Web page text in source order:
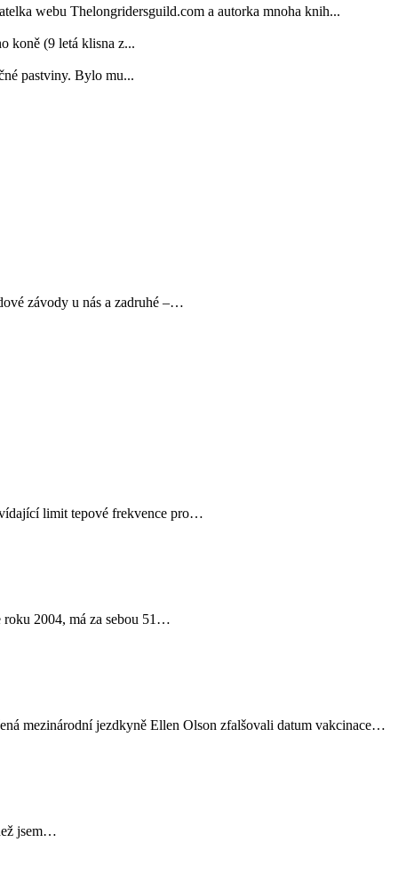
webu Thelongridersguild.com a autorka mnoha knih...
koně (9 letá klisna z...
pastviny. Bylo mu...
závody u nás a zadruhé –…
limit tepové frekvence pro…
2004, má za sebou 51…
mezinárodní jezdkyně Ellen Olson zfalšovali datum vakcinace…
jsem…